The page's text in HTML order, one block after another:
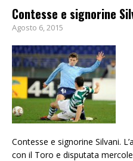
Contesse e signorine
Agosto 6, 2015
Contesse e signorine Silvani.
con il Toro e disputata